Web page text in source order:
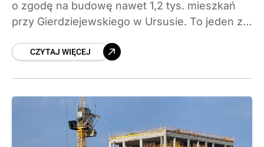
o zgodę na budowę nawet 1,2 tys. mieszkań
przy Gierdziejewskiego w Ursusie. To jeden z
deweloper, bo specustawa wygasa 31 sierpnia
furtki.
CZYTAJ WIĘCEJ